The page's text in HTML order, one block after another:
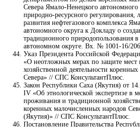
Севера Ямало-Ненецкого автономного
природно-ресурсного
развития нефтегазового комплекса
автономного округа к Докладу о
традиционного природопользования
автономном округе. Вх. № 1001-16/
Указ Президента Российской
«О неотложных мерах по защите мест
хозяйственной деятельности
Севера» // СПС КонсультантПлюс.
Закон Республики Саха (Якутия) от
IV «Об этнологической экспертизе в
проживания и традиционной
коренных малочисленных народов
(Якутия)» // СПС КонсультантПлюс.
Постановление Правительства